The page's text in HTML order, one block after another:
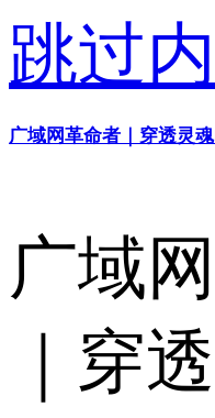
跳过
广域网革命者｜穿透灵
广域
｜穿